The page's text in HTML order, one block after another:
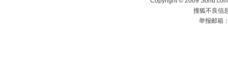
搜狐不良信
举报邮箱